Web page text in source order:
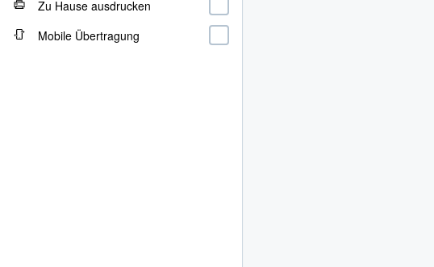
Zu Hause ausdrucken
Mobile Übertragung